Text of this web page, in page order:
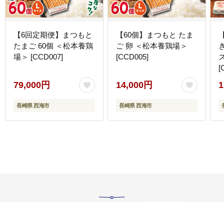
【6回定期便】まつもと
たまご 60個 ＜松本養鶏
場＞ [CCD007]
79,000円
長崎県 西海市
【60個】まつもと たま
ご 卵 ＜松本養鶏場＞
[CCD005]
14,000円
長崎県 西海市